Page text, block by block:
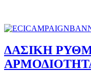
ΔΑΣΙΚΗ